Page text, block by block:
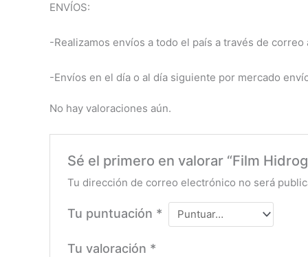
ENVÍOS:
-Realizamos envíos a todo el país a través de
-Envíos en el día o al día siguiente por mercado
No hay valoraciones aún.
Sé el primero en valorar “Film
Tu dirección de correo electrónico no será
Tu puntuación *
Tu valoración *